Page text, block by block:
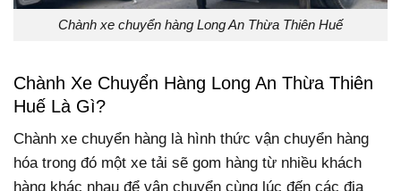
Chành xe chuyển hàng Long An Thừa Thiên Huế
Chành Xe Chuyển Hàng Long An Thừa Thiên
Huế Là Gì?
Chành xe chuyển hàng là hình thức vận chuyển hàng
hóa trong đó một xe tải sẽ gom hàng từ nhiều khách
hàng khác nhau để vận chuyển cùng lúc đến các địa